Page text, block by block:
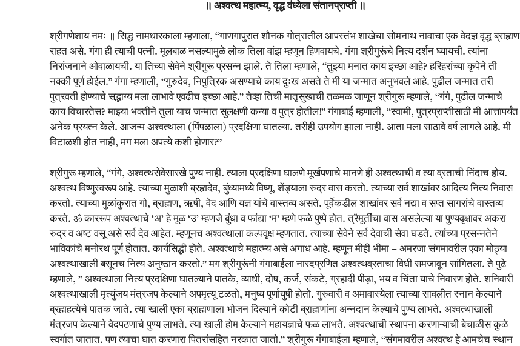
॥ अश्वत्थ महात्म्य, वृद्ध वंध्येला संतानप्राप्ती ॥
श्रीगणेशाय नमः ॥ सिद्ध नामधारकाला म्हणाला, “गाणगापुरात शौनक गोत्रातील आपस्तंभ शाखेचा सोमनाथ नावाचा एक वेदज्ञ वृद्ध ब्राह्मण
राहत असे. गंगा ही त्याची पत्नी. मूलबाळ नसल्यामुळे लोक तिला वांझ म्हणून हिणवायचे. गंगा श्रीगुरूंचे नित्य दर्शन घ्यायची. त्यांना
निरांजनाने ओवाळायची. या तिच्या सेवेने श्रीगुरू प्रसन्न झाले. ते तिला म्हणाले, “तुझ्या मनात काय इच्छा आहे? हरिहरांच्या कृपेने ती
नक्की पूर्ण होईल.” गंगा म्हणाली, “गुरुदेव, निपुत्रिक असण्याचे काय दुःख असते ते मी या जन्मात अनुभवले आहे. पुढील जन्मात तरी
पुत्रवती होण्याचे सद्भाग्य मला लाभावे एवढीच इच्छा आहे.” तेव्हा तिची मातृसुखाची तळमळ जाणून श्रीगुरू म्हणाले, “गंगे, पुढील जन्माचे
काय विचारतेस? माझ्या भक्तीने तुला याच जन्मात सुलक्षणी कन्या व पुत्र होतील!” गंगाबाई म्हणाली, “स्वामी, पुत्रप्राप्तीसाठी मी आत्तापर्यंत
अनेक प्रयत्न केले. आजन्म अश्वत्थाला (पिंपळाला) प्रदक्षिणा घातल्या. तरीही उपयोग झाला नाही. आता मला साठावे वर्ष लागले आहे. मी
विटाळशी होत नाही, मग मला अपत्ये कशी होणार?”
श्रीगुरू म्हणाले, “गंगे, अश्वत्थसेवेसारखे पुण्य नाही. त्याला प्रदक्षिणा घालणे मूर्खपणाचे मानणे ही अश्वत्थाची व त्या व्रताची निंदाच होय.
अश्वत्थ विष्णुस्वरूप आहे. त्याच्या मुळाशी ब्रह्मदेव, बुंध्यामध्ये विष्णू, शेंड्याला रुद्र वास करतो. त्याच्या सर्व शाखांवर आदित्य नित्य निवास
करतो. त्याच्या मुळांकुरात गो, ब्राह्मण, ऋषी, वेद आणि यज्ञ यांचे वास्तव्य असते. पूर्वेकडील शाखांवर सर्व नद्या व सप्त सागरांचे वास्तव्य
करते. ॐ काररूप अश्वत्थाचे ‘अ’ हे मूळ ‘उ’ म्हणजे बुंधा व फांद्या ‘म’ म्हणे फळे पुष्पे होत. त्रैमूर्तींचा वास असलेल्या या पुण्यवृक्षावर अकरा
रुद्र व अष्ट वसू असे सर्व देव आहेत. म्हणूनच अश्वत्थाला कल्पवृक्ष म्हणतात. त्याच्या सेवेने सर्व देवाची सेवा घडते. त्यांच्या प्रसन्नतेने
भाविकांचे मनोरथ पूर्ण होतात. कार्यसिद्धी होते. अश्वत्थाचे महात्म्य असे अगाध आहे. म्हणून मीही भीमा – अमरजा संगमावरील एका मोठ्या
अश्वत्थाखाली बसूनच नित्य अनुष्ठान करतो.” मग श्रीगुरूंनी गंगाबाईला नारदप्रणित अश्वत्थव्रताचा विधी समजावून सांगितला. ते पुढे
म्हणाले, ” अश्वत्थाला नित्य प्रदक्षिणा घातल्याने पातके, व्याधी, दोष, कर्ज, संकटे, ग्रहादी पीड़ा, भय व चिंता याचे निवारण होते. शनिवारी
अश्वत्थाखाली मृत्युंजय मंत्रजप केल्याने अपमृत्यू टळतो, मनुष्य पूर्णायुषी होतो. गुरुवारी व अमावास्येला त्याच्या सावलीत स्नान केल्याने
ब्रह्महत्येचे पातक जाते. त्या खाली एका ब्राह्मणाला भोजन दिल्याने कोटी ब्राह्मणांना अन्नदान केल्याचे पुण्य लाभते. अश्वत्थाखाली
मंत्रजप केल्याने वेदपठणाचे पुण्य लाभते. त्या खाली होम केल्याने महायज्ञाचे फळ लाभते. अश्वत्थाची स्थापना करणाऱ्याची बेचाळीस कुळे
स्वर्गात जातात. पण त्याचा घात करणारा पितरांसहित नरकात जातो.” श्रीगुरू गंगाबाईला म्हणाले, “संगमावरील अश्वत्थ हे आमचेच स्थान